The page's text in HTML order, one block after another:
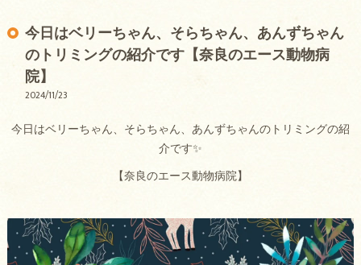
今日はベリーちゃん、そらちゃん、あんずちゃん
のトリミングの紹介です【奈良のエース動物病
院】
2024/11/23
今日はベリーちゃん、そらちゃん、あんずちゃんのトリミングの紹
介です✨
【奈良のエース動物病院】